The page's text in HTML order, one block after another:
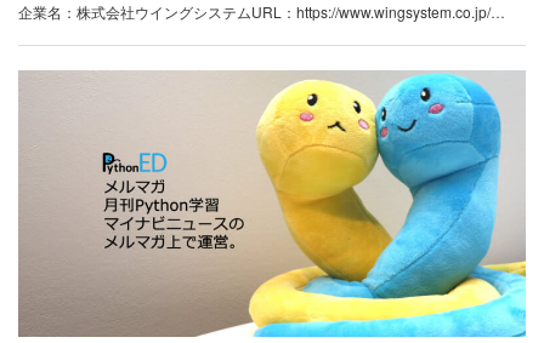
企業名：株式会社ウイングシステムURL：https://www.wingsystem.co.jp/…